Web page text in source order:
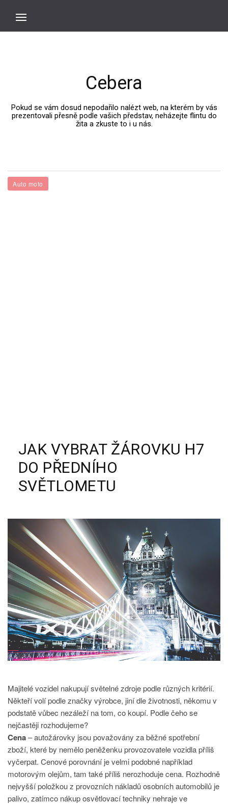
Cebera
Pokud se vám dosud nepodařilo nalézt web, na kterém by vás
prezentovali přesně podle vašich představ, neházejte flintu do
žita a zkuste to i u nás.
Auto moto
JAK VYBRAT ŽÁROVKU H7
DO PŘEDNÍHO
SVĚTLOMETU
Majitelé vozidel nakupují světelné zdroje podle různých kritérií.
Někteří volí podle značky výrobce, jiní dle životnosti, někomu v
podstatě vůbec nezáleží na tom, co koupí. Podle čeho se
nejčastěji rozhodujeme?
Cena– autožárovky jsou považovány za běžné spotřební
zboží, které by nemělo peněženku provozovatele vozidla příliš
vyčerpat. Cenové porovnání je velmi podobné například
motorovým olejům, tam také příliš nerozhoduje cena. Rozhodně
nejvyšší položkou z provozních nákladů osobních automobilů je
palivo, zatímco nákup osvětlovací techniky nehraje ve